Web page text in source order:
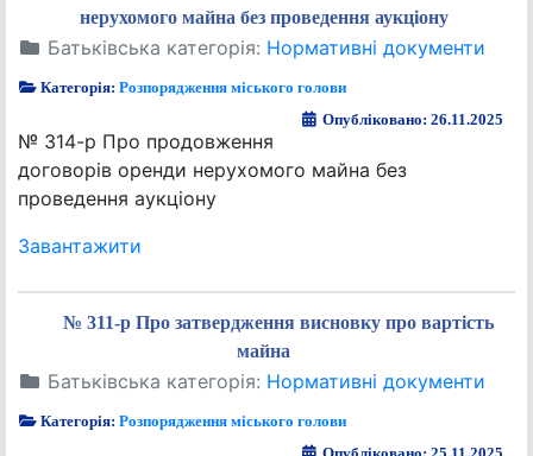
нерухомого майна без проведення аукціону
Батьківська категорія: Нормативні документи
Категорія:Розпорядження міського голови
Опубліковано: 26.11.2025
№ 314-р Про продовження
договорів оренди нерухомого майна без
проведення аукціону
Завантажити
№ 311-р Про затвердження висновку про вартість
майна
Батьківська категорія: Нормативні документи
Категорія:Розпорядження міського голови